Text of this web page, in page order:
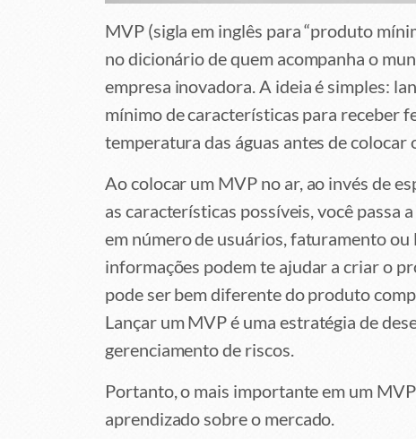
MVP (sigla em inglês para “produto
no dicionário de quem acompanha o
empresa inovadora. A ideia é simples:
mínimo de características para receber
temperatura das águas antes de colocar
Ao colocar um MVP no ar, ao invés de
as características possíveis, você passa
em número de usuários, faturamento
informações podem te ajudar a criar o
pode ser bem diferente do produto
Lançar um MVP é uma estratégia de
gerenciamento de riscos.
Portanto, o mais importante em um
aprendizado sobre o mercado.